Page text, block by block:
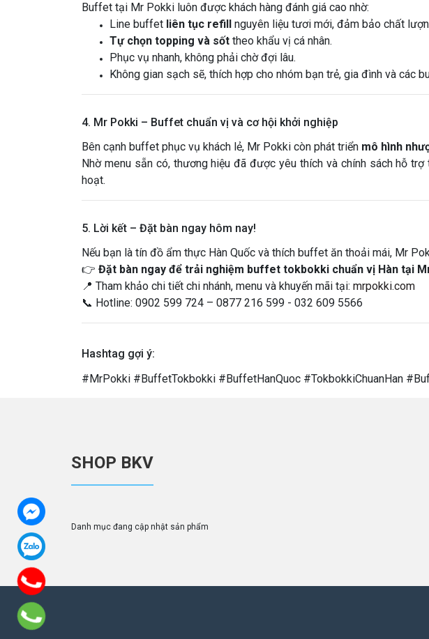
Buffet tại Mr Pokki luôn được khách hàng đánh giá cao nhờ:
Line buffet liên tục refill nguyên liệu tươi mới, đảm bảo chất
Tự chọn topping và sốt theo khẩu vị cá nhân.
Phục vụ nhanh, không phải chờ đợi lâu.
Không gian sạch sẽ, thích hợp cho nhóm bạn trẻ, gia đình và các
4. Mr Pokki – Buffet chuẩn vị và cơ hội khởi nghiệp
Bên cạnh buffet phục vụ khách lẻ, Mr Pokki còn phát triển mô hình
Nhờ menu sẵn có, thương hiệu đã được yêu thích và chính sách hỗ
hoạt.
5. Lời kết – Đặt bàn ngay hôm nay!
Nếu bạn là tín đồ ẩm thực Hàn Quốc và thích buffet ăn thoải mái, Mr
👉 Đặt bàn ngay để trải nghiệm buffet tokbokki chuẩn vị Hàn tại
📍 Tham khảo chi tiết chi nhánh, menu và khuyến mãi tại: mrpokki.com
📞 Hotline: 0902 599 724 – 0877 216 599 - 032 609 5566
Hashtag gợi ý:
#MrPokki #BuffetTokbokki #BuffetHanQuoc #TokbokkiChuanHan
SHOP BKV
Danh mục đang cập nhật sản phẩm